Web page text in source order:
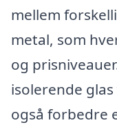
mellem
metal, som
og
isolerende
også forbedre